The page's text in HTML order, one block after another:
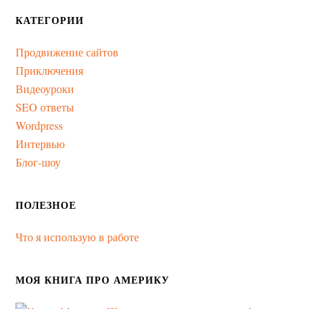
КАТЕГОРИИ
Продвижение сайтов
Приключения
Видеоуроки
SEO ответы
Wordpress
Интервью
Блог-шоу
ПОЛЕЗНОЕ
Что я использую в работе
МОЯ КНИГА ПРО АМЕРИКУ